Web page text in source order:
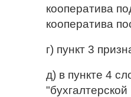
кооператива
кооператива
г) пункт 3
д) в пункте 4